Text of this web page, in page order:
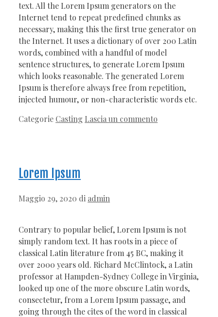
text. All the Lorem Ipsum generators on the
Internet tend to repeat predefined chunks as
necessary, making this the first true generator on
the Internet. It uses a dictionary of over 200 Latin
words, combined with a handful of model
sentence structures, to generate Lorem Ipsum
which looks reasonable. The generated Lorem
Ipsum is therefore always free from repetition,
injected humour, or non-characteristic words etc.
Categorie Casting Lascia un commento
Lorem Ipsum
Maggio 29, 2020 di admin
Contrary to popular belief, Lorem Ipsum is not
simply random text. It has roots in a piece of
classical Latin literature from 45 BC, making it
over 2000 years old. Richard McClintock, a Latin
professor at Hampden-Sydney College in Virginia,
looked up one of the more obscure Latin words,
consectetur, from a Lorem Ipsum passage, and
going through the cites of the word in classical